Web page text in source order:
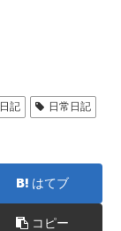
記 日常日記
はてブ
コピー